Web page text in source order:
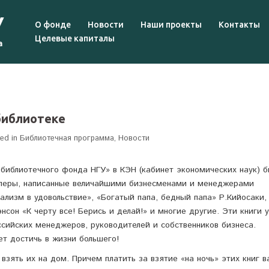
О фонде Новости Наши проекты
Контакты
Целевые капиталы
in Библиотечная программа, Новости
фонда НГУ» в КЭН (кабинет экономических наук)
написанные величайшими бизнесменами и менеджерами
в удовольствие», «Богатый папа, бедный папа» Р.Кийосаки,
«К черту все! Берись и делай!» и многие другие. Эти книги
менеджеров, руководителей и собственников бизнеса.
достичь в жизни большего!
их на дом. Причем платить за взятие «на ночь» этих книг